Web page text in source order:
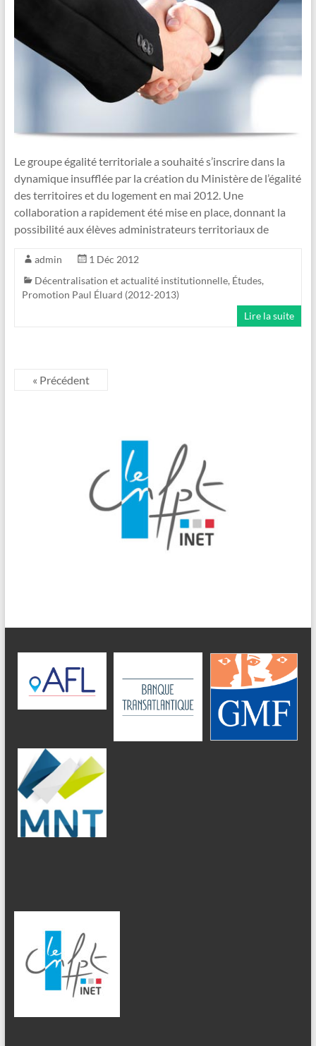
Le groupe égalité territoriale a souhaité s’inscrire dans la
dynamique insufflée par la création du Ministère de l’égalité
des territoires et du logement en mai 2012. Une
collaboration a rapidement été mise en place, donnant la
possibilité aux élèves administrateurs territoriaux de
admin
1 Déc 2012
Décentralisation et actualité institutionnelle, Études,
Promotion Paul Éluard (2012-2013)
Lire la suite
« Précédent